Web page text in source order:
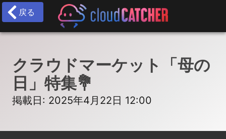
戻る
クラウドマーケット「母の
日」特集💐
掲載日: 2025年4月22日 12:00